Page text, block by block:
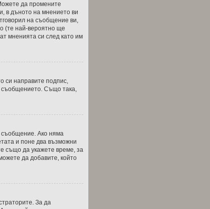
да промените
в дъното на мнението ви
на съобщение ви,
(те най-вероятно ще
мненията си след като им
си направите подпис,
съобщението. Също така,
съобщение. Ако няма
и поне два възможни
също да укажете време, за
да добавите, който
За да